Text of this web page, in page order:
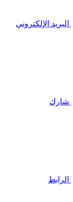
البريد الإلكتروني
شارك
الرابط